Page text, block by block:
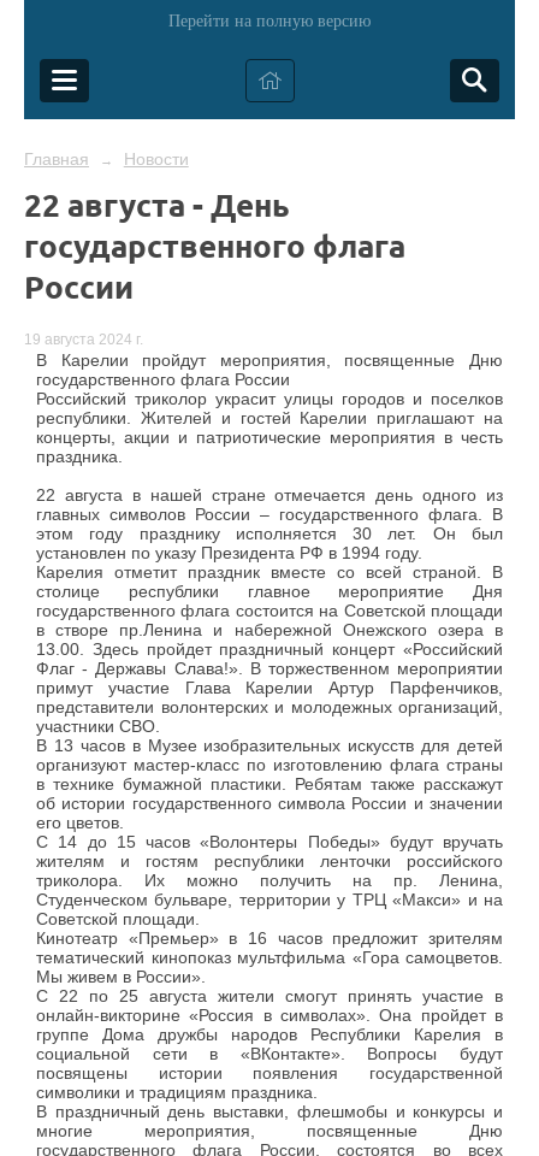
Перейти на полную версию
Главная → Новости
22 августа - День
государственного флага
России
19 августа 2024 г.
В Карелии пройдут мероприятия, посвященные Дню
государственного флага России
Российский триколор украсит улицы городов и поселков
республики. Жителей и гостей Карелии приглашают на
концерты, акции и патриотические мероприятия в честь
праздника.
22 августа в нашей стране отмечается день одного из
главных символов России – государственного флага. В
этом году празднику исполняется 30 лет. Он был
установлен по указу Президента РФ в 1994 году.
Карелия отметит праздник вместе со всей страной. В
столице республики главное мероприятие Дня
государственного флага состоится на Советской площади
в створе пр.Ленина и набережной Онежского озера в
13.00. Здесь пройдет праздничный концерт «Российский
Флаг - Державы Слава!». В торжественном мероприятии
примут участие Глава Карелии Артур Парфенчиков,
представители волонтерских и молодежных организаций,
участники СВО.
В 13 часов в Музее изобразительных искусств для детей
организуют мастер-класс по изготовлению флага страны
в технике бумажной пластики. Ребятам также расскажут
об истории государственного символа России и значении
его цветов.
С 14 до 15 часов «Волонтеры Победы» будут вручать
жителям и гостям республики ленточки российского
триколора. Их можно получить на пр. Ленина,
Студенческом бульваре, территории у ТРЦ «Макси» и на
Советской площади.
Кинотеатр «Премьер» в 16 часов предложит зрителям
тематический кинопоказ мультфильма «Гора самоцветов.
Мы живем в России».
С 22 по 25 августа жители смогут принять участие в
онлайн-викторине «Россия в символах». Она пройдет в
группе Дома дружбы народов Республики Карелия в
социальной сети в «ВКонтакте». Вопросы будут
посвящены истории появления государственной
символики и традициям праздника.
В праздничный день выставки, флешмобы и конкурсы и
многие мероприятия, посвященные Дню
государственного флага России, состоятся во всех